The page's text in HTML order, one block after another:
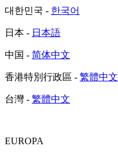
대한민국 - 한국어
日本 - 日本語
中国 - 简体中文
香港特別行政區 - 繁體中文
台灣 - 繁體中文
EUROPA